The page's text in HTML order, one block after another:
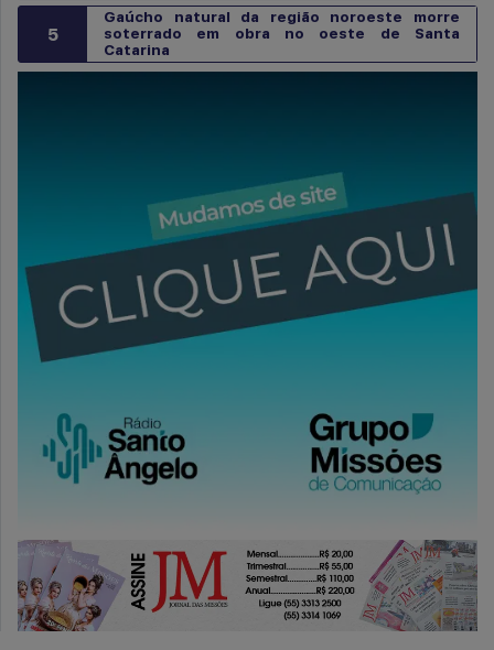
5
Gaúcho natural da região noroeste morre
soterrado em obra no oeste de Santa
Catarina